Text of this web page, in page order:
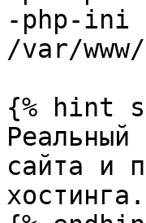
-php-ini
/var/
{% hint
сайта и
хостинга.